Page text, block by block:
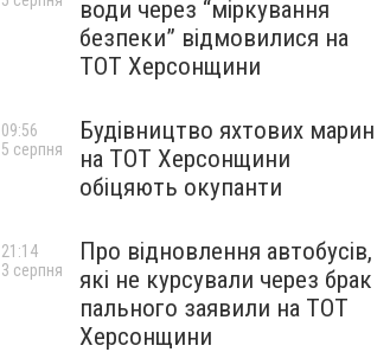
води через “міркування
безпеки” відмовилися на
ТОТ Херсонщини
Будівництво яхтових марин
на ТОТ Херсонщини
обіцяють окупанти
09:56
5 серпня
Про відновлення автобусів,
які не курсували через брак
пального заявили на ТОТ
Херсонщини
21:14
3 серпня